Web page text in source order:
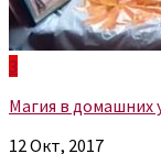
3
Магия в домашних
12 Окт, 2017